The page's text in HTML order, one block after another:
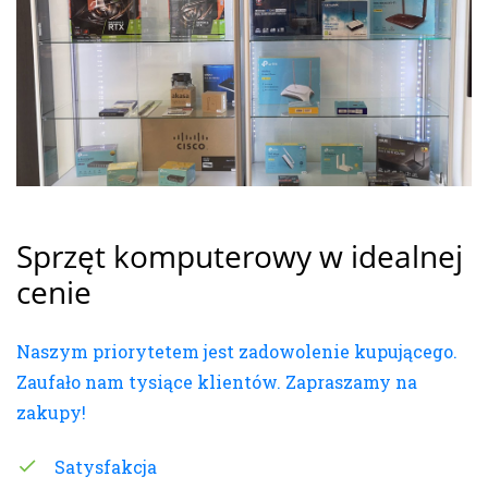
Sprzęt komputerowy w idealnej
cenie
Naszym priorytetem jest zadowolenie kupującego.
Zaufało nam tysiące klientów. Zapraszamy na
zakupy!
Satysfakcja